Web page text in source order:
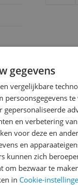
gegevens
vergelijkbare
en verbetering
voor deze en
en
kunnen zich
om bezwaar te
in Cookie-